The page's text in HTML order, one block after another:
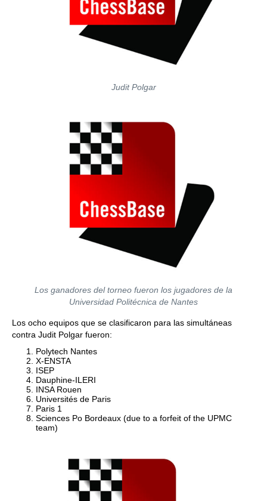
Judit Polgar
Los ganadores del torneo fueron los jugadores de la
Universidad Politécnica de Nantes
Los ocho equipos que se clasificaron para las simultáneas
contra Judit Polgar fueron:
Polytech Nantes
X-ENSTA
ISEP
Dauphine-ILERI
INSA Rouen
Universités de Paris
Paris 1
Sciences Po Bordeaux (due to a forfeit of the UPMC
team)